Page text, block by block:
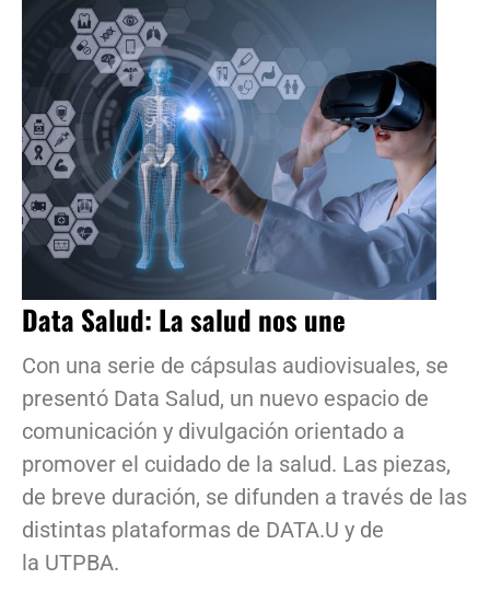
Data Salud: La salud nos une
Con una serie de cápsulas audiovisuales, se
presentó Data Salud, un nuevo espacio de
comunicación y divulgación orientado a
promover el cuidado de la salud. Las piezas,
de breve duración, se difunden a través de las
distintas plataformas de DATA.U y de
la UTPBA.